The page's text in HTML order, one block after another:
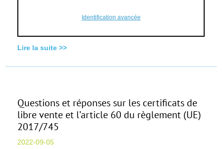
Identification avancée
Lire la suite >>
Questions et réponses sur les certificats de
libre vente et l’article 60 du règlement (UE)
2017/745
2022-09-05